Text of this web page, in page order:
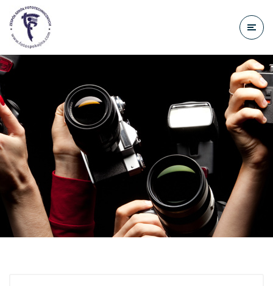
treści